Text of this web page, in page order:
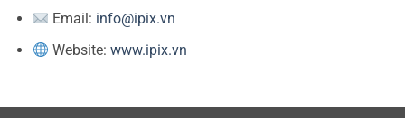
Email: info@ipix.vn
Website:www.ipix.vn